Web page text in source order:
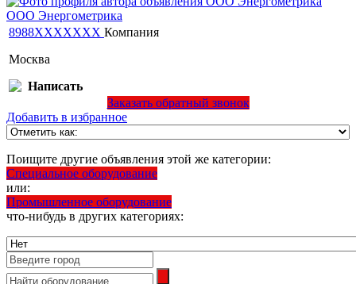
ООО Энергометрика
8988XXXXXXX Компания
Москва
Написать
Заказать обратный звонок
Добавить в избранное
Поищите другие объявления этой же категории:
Специальное оборудование
или:
Промышленное оборудование
что-нибудь в других категориях: